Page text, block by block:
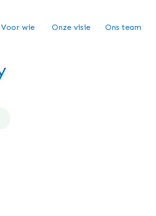
Voor wie Onze visie Ons team